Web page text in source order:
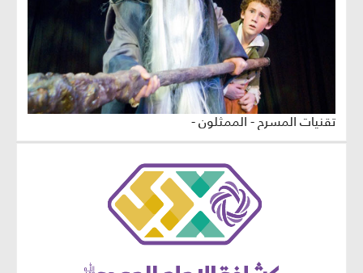
تقنيات المسرح - الممثلون -